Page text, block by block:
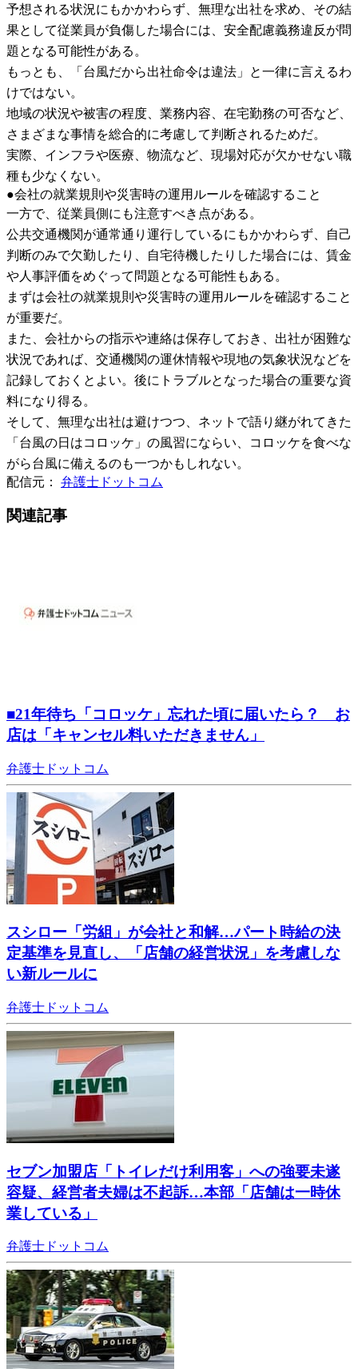
予想される状況にもかかわらず、無理な出社を求め、その結
果として従業員が負傷した場合には、安全配慮義務違反が問
題となる可能性がある。
もっとも、「台風だから出社命令は違法」と一律に言えるわ
けではない。
地域の状況や被害の程度、業務内容、在宅勤務の可否など、
さまざまな事情を総合的に考慮して判断されるためだ。
実際、インフラや医療、物流など、現場対応が欠かせない職
種も少なくない。
●会社の就業規則や災害時の運用ルールを確認すること
一方で、従業員側にも注意すべき点がある。
公共交通機関が通常通り運行しているにもかかわらず、自己
判断のみで欠勤したり、自宅待機したりした場合には、賃金
や人事評価をめぐって問題となる可能性もある。
まずは会社の就業規則や災害時の運用ルールを確認すること
が重要だ。
また、会社からの指示や連絡は保存しておき、出社が困難な
状況であれば、交通機関の運休情報や現地の気象状況などを
記録しておくとよい。後にトラブルとなった場合の重要な資
料になり得る。
そして、無理な出社は避けつつ、ネットで語り継がれてきた
「台風の日はコロッケ」の風習にならい、コロッケを食べな
がら台風に備えるのも一つかもしれない。
配信元： 弁護士ドットコム
関連記事
■21年待ち「コロッケ」忘れた頃に届いたら？ お
店は「キャンセル料いただきません」
弁護士ドットコム
スシロー「労組」が会社と和解…パート時給の決
定基準を見直し、「店舗の経営状況」を考慮しな
い新ルールに
弁護士ドットコム
セブン加盟店「トイレだけ利用客」への強要未遂
容疑、経営者夫婦は不起訴…本部「店舗は一時休
業している」
弁護士ドットコム